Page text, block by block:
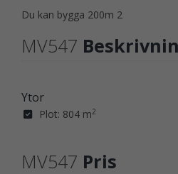
Du kan bygga 200m 2
MV547
Ytor
Plot: 804 m2
MV547 Pris